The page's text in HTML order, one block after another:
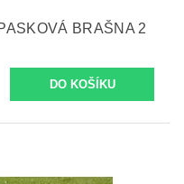
BRAŠNA 2